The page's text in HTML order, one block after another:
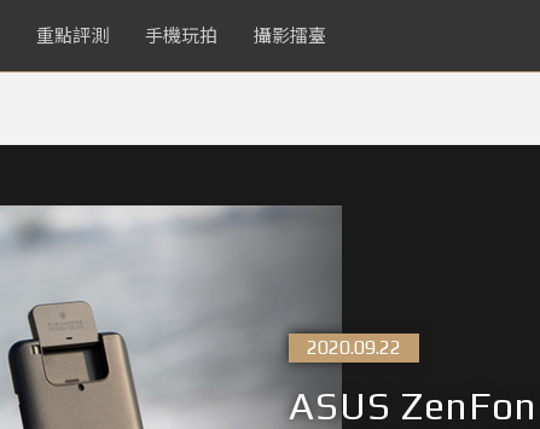
重點評測 手機玩拍 攝影擂臺
2020.09.22
ASUS